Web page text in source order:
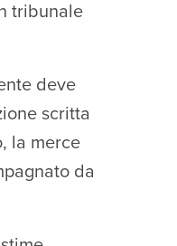
tribunale
deve
scritta
la merce
da